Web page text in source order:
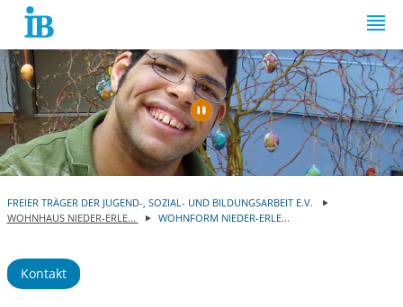
Springe zum Inhalt
Automatische
FREIER TRÄGER DER JUGEND-, SOZIAL- UND BILDUNGSARBEIT E.V.
WOHNHAUS NIEDER-ERLE...
WOHNFORM NIEDER-ERLE...
Kontakt